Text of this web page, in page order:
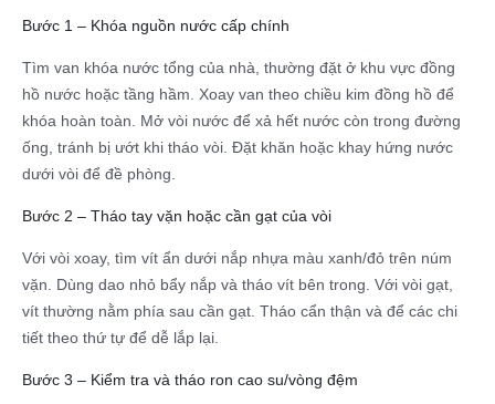
Bước 1 – Khóa nguồn nước cấp chính
Tìm van khóa nước tổng của nhà, thường đặt ở khu vực đồng
hồ nước hoặc tầng hầm. Xoay van theo chiều kim đồng hồ để
khóa hoàn toàn. Mở vòi nước để xả hết nước còn trong đường
ống, tránh bị ướt khi tháo vòi. Đặt khăn hoặc khay hứng nước
dưới vòi để đề phòng.
Bước 2 – Tháo tay vặn hoặc cần gạt của vòi
Với vòi xoay, tìm vít ẩn dưới nắp nhựa màu xanh/đỏ trên núm
vặn. Dùng dao nhỏ bẩy nắp và tháo vít bên trong. Với vòi gạt,
vít thường nằm phía sau cần gạt. Tháo cẩn thận và để các chi
tiết theo thứ tự để dễ lắp lại.
Bước 3 – Kiểm tra và tháo ron cao su/vòng đệm